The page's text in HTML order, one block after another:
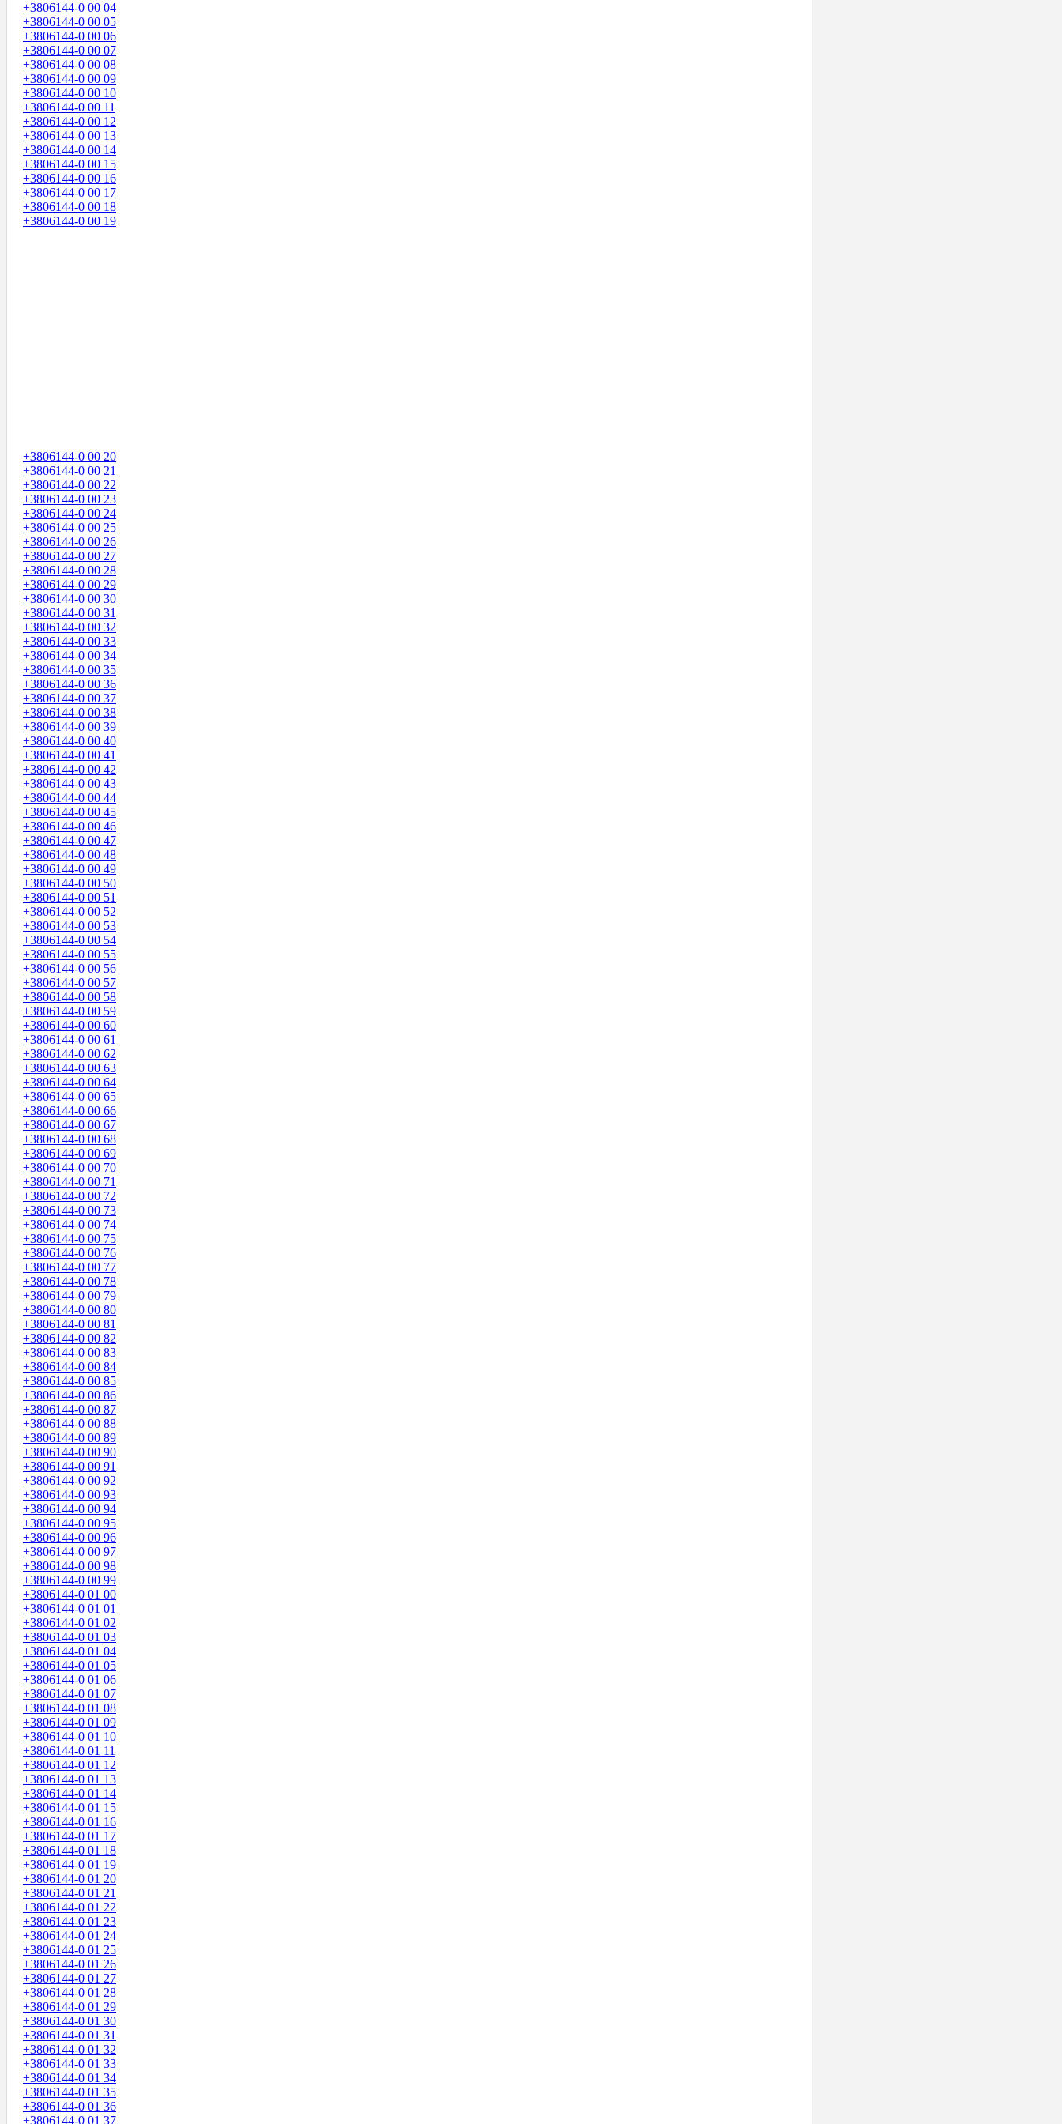
+3806144-0 00 04
+3806144-0 00 05
+3806144-0 00 06
+3806144-0 00 07
+3806144-0 00 08
+3806144-0 00 09
+3806144-0 00 10
+3806144-0 00 11
+3806144-0 00 12
+3806144-0 00 13
+3806144-0 00 14
+3806144-0 00 15
+3806144-0 00 16
+3806144-0 00 17
+3806144-0 00 18
+3806144-0 00 19
+3806144-0 00 20
+3806144-0 00 21
+3806144-0 00 22
+3806144-0 00 23
+3806144-0 00 24
+3806144-0 00 25
+3806144-0 00 26
+3806144-0 00 27
+3806144-0 00 28
+3806144-0 00 29
+3806144-0 00 30
+3806144-0 00 31
+3806144-0 00 32
+3806144-0 00 33
+3806144-0 00 34
+3806144-0 00 35
+3806144-0 00 36
+3806144-0 00 37
+3806144-0 00 38
+3806144-0 00 39
+3806144-0 00 40
+3806144-0 00 41
+3806144-0 00 42
+3806144-0 00 43
+3806144-0 00 44
+3806144-0 00 45
+3806144-0 00 46
+3806144-0 00 47
+3806144-0 00 48
+3806144-0 00 49
+3806144-0 00 50
+3806144-0 00 51
+3806144-0 00 52
+3806144-0 00 53
+3806144-0 00 54
+3806144-0 00 55
+3806144-0 00 56
+3806144-0 00 57
+3806144-0 00 58
+3806144-0 00 59
+3806144-0 00 60
+3806144-0 00 61
+3806144-0 00 62
+3806144-0 00 63
+3806144-0 00 64
+3806144-0 00 65
+3806144-0 00 66
+3806144-0 00 67
+3806144-0 00 68
+3806144-0 00 69
+3806144-0 00 70
+3806144-0 00 71
+3806144-0 00 72
+3806144-0 00 73
+3806144-0 00 74
+3806144-0 00 75
+3806144-0 00 76
+3806144-0 00 77
+3806144-0 00 78
+3806144-0 00 79
+3806144-0 00 80
+3806144-0 00 81
+3806144-0 00 82
+3806144-0 00 83
+3806144-0 00 84
+3806144-0 00 85
+3806144-0 00 86
+3806144-0 00 87
+3806144-0 00 88
+3806144-0 00 89
+3806144-0 00 90
+3806144-0 00 91
+3806144-0 00 92
+3806144-0 00 93
+3806144-0 00 94
+3806144-0 00 95
+3806144-0 00 96
+3806144-0 00 97
+3806144-0 00 98
+3806144-0 00 99
+3806144-0 01 00
+3806144-0 01 01
+3806144-0 01 02
+3806144-0 01 03
+3806144-0 01 04
+3806144-0 01 05
+3806144-0 01 06
+3806144-0 01 07
+3806144-0 01 08
+3806144-0 01 09
+3806144-0 01 10
+3806144-0 01 11
+3806144-0 01 12
+3806144-0 01 13
+3806144-0 01 14
+3806144-0 01 15
+3806144-0 01 16
+3806144-0 01 17
+3806144-0 01 18
+3806144-0 01 19
+3806144-0 01 20
+3806144-0 01 21
+3806144-0 01 22
+3806144-0 01 23
+3806144-0 01 24
+3806144-0 01 25
+3806144-0 01 26
+3806144-0 01 27
+3806144-0 01 28
+3806144-0 01 29
+3806144-0 01 30
+3806144-0 01 31
+3806144-0 01 32
+3806144-0 01 33
+3806144-0 01 34
+3806144-0 01 35
+3806144-0 01 36
+3806144-0 01 37